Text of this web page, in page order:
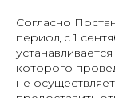
Согласно
период с 1
которого
не